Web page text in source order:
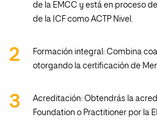
de la EMCC y está en proceso
de la ICF como ACTP Nivel.
Formación integral: Combina
otorgando la certificación de
Acreditación: Obtendrás la
Foundation o Practitioner por la